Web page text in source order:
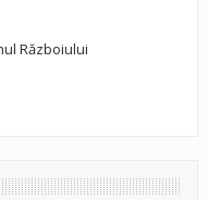
Războiului